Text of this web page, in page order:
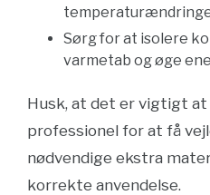
Sørg for at isolere
varmetab og øge
Husk, at det er vigtigt
professionel for at få
nødvendige ekstra
korrekte anvendelse.